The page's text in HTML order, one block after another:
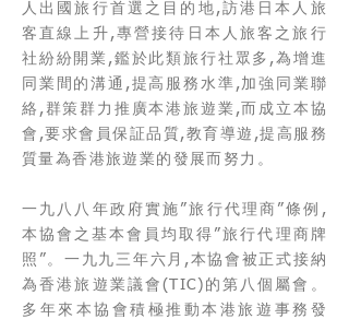
人出國旅行首選之目的地,訪港日本人旅
客直線上升,專營接待日本人旅客之旅行
社紛紛開業,鑑於此類旅行社眾多,為增進
同業間的溝通,提高服務水準,加強同業聯
絡,群策群力推廣本港旅遊業,而成立本協
會,要求會員保証品質,教育導遊,提高服務
質量為香港旅遊業的發展而努力。
一九八八年政府實施”旅行代理商”條例,
本協會之基本會員均取得”旅行代理商牌
照”。一九九三年六月,本協會被正式接納
為香港旅遊業議會(TIC)的第八個屬會。
多年來本協會積極推動本港旅遊事務發